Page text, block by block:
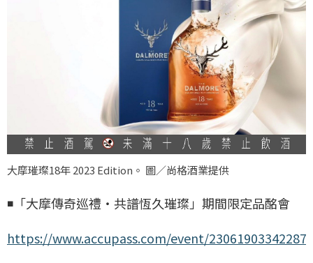
大摩璀璨18年 2023 Edition。 圖／尚格酒業提供
◾「大摩傳奇巡禮・共譜恆久璀璨」期間限定品酩會
https://www.accupass.com/event/